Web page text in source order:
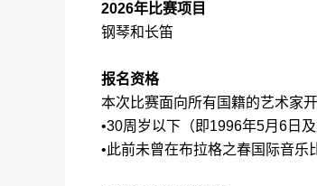
2026年比赛项目
钢琴和长笛
报名资格
本次比赛面向所有国籍的艺术家
•30周岁以下（即1996年5月6日及
•此前未曾在布拉格之春国际音乐